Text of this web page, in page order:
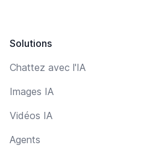
Solutions
Chattez avec l'IA
Images IA
Vidéos IA
Agents